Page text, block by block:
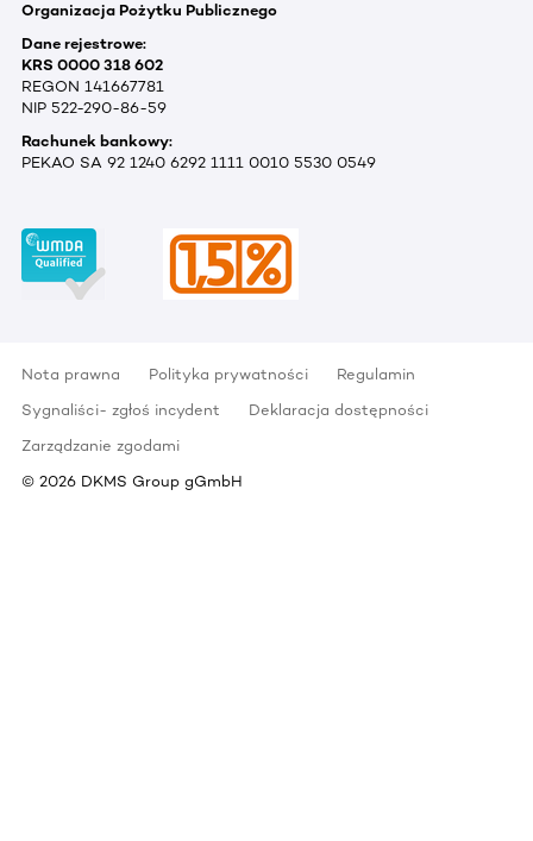
Organizacja Pożytku Publicznego
Dane rejestrowe:
KRS 0000 318 602
REGON 141667781
NIP 522-290-86-59
Rachunek bankowy:
PEKAO SA 92 1240 6292 1111 0010 5530 0549
Nota prawna Polityka prywatności
Regulamin
Sygnaliści- zgłoś incydent
Deklaracja dostępności
Zarządzanie zgodami
© 2026 DKMS Group gGmbH